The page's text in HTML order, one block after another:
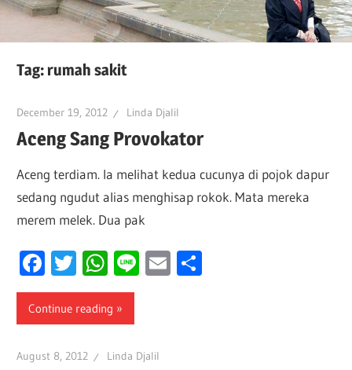
Tag:rumah sakit
December 19, 2012 Linda Djalil
Aceng Sang Provokator
Aceng terdiam. Ia melihat kedua cucunya di pojok dapur
sedang ngudut alias menghisap rokok. Mata mereka
merem melek. Dua pak
Facebook
Twitter
WhatsApp
LineEmail
Continue reading
August 8, 2012 Linda Djalil